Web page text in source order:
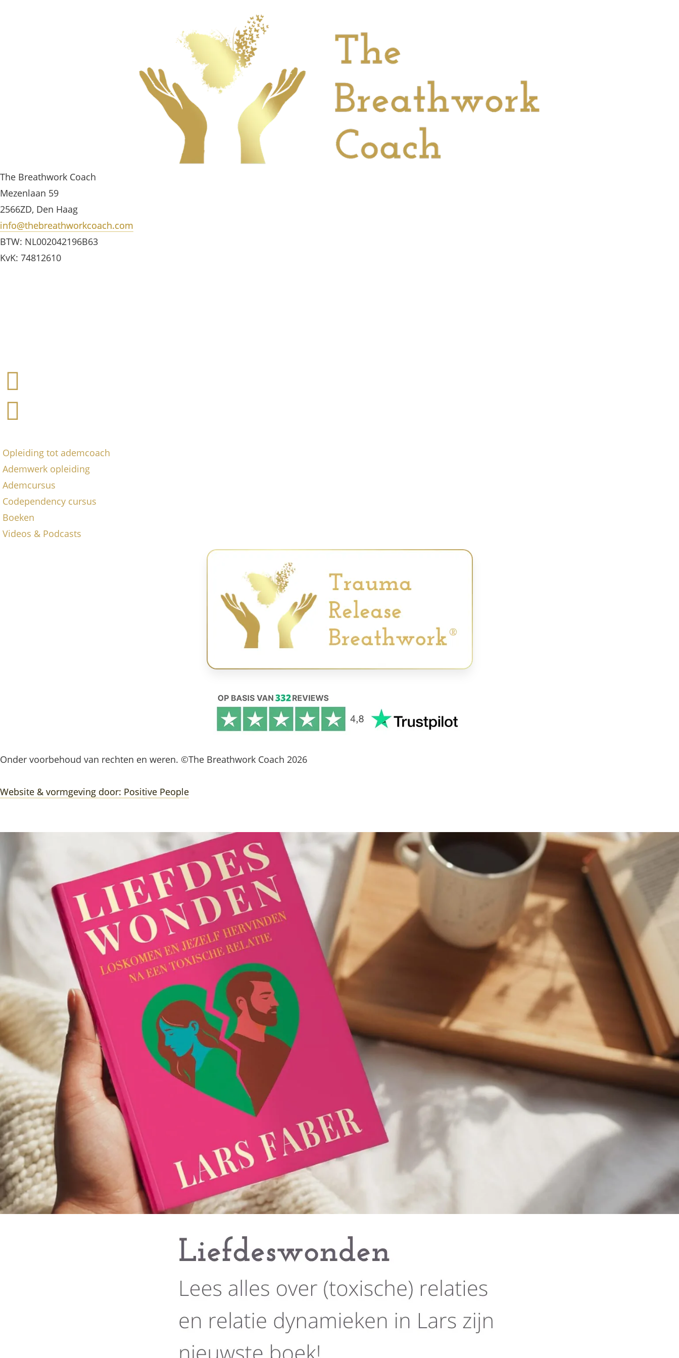
The Breathwork Coach
Mezenlaan 59
2566ZD, Den Haag
info@thebreathworkcoach.com
BTW: NL002042196B63
KvK: 74812610
Opleiding tot ademcoach
Ademwerk opleiding
Ademcursus
Codependency cursus
Boeken
Videos & Podcasts
Onder voorbehoud van rechten en weren. ©The Breathwork Coach 2026
Website & vormgeving door: Positive People